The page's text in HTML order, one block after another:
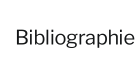
Publications
Bibliographie